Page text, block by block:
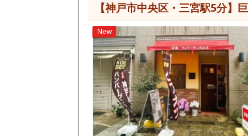
【神戸市中央区・三宮駅5分】
New